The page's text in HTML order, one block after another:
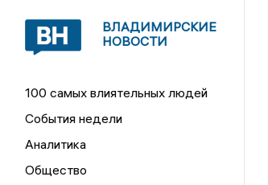
ВЛАДИМИРСКИЕ
НОВОСТИ
100 самых влиятельных людей
События недели
Аналитика
Общество